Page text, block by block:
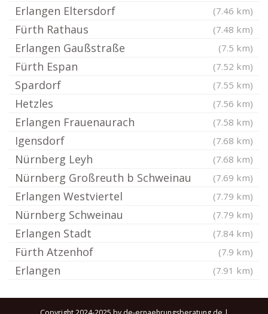
Erlangen Eltersdorf (7.46 km)
Fürth Rathaus (7.48 km)
Erlangen Gaußstraße (7.5 km)
Fürth Espan (7.52 km)
Spardorf (7.55 km)
Hetzles (7.56 km)
Erlangen Frauenaurach (7.58 km)
Igensdorf (7.68 km)
Nürnberg Leyh (7.68 km)
Nürnberg Großreuth b Schweinau (7.69 km)
Erlangen Westviertel (7.79 km)
Nürnberg Schweinau (7.79 km)
Erlangen Stadt (7.84 km)
Fürth Atzenhof (7.9 km)
Erlangen (7.91 km)